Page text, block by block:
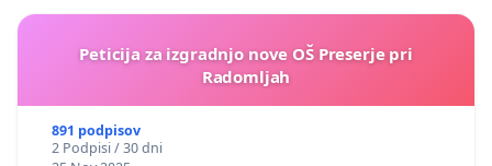
Peticija za izgradnjo nove OŠ Preserje pri
Radomljah
891 podpisov
2 Podpisi / 30 dni